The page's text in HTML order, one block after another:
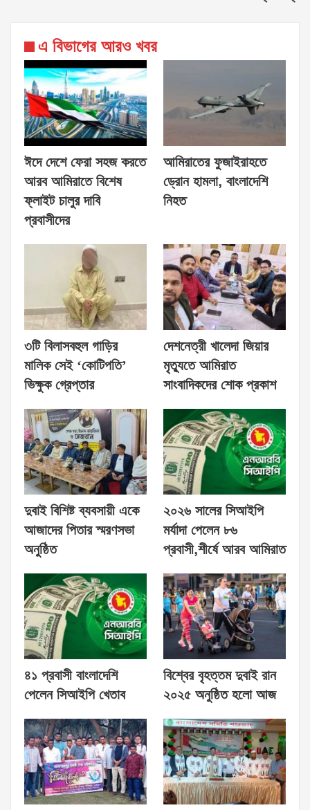
এ বিভাগের আরও খবর
ঈদে দেশে ফেরা সহজ করতে
আরব আমিরাতে বিশেষ
ফ্লাইট চালুর দাবি
প্রবাসীদের
আমিরাতের ফুজাইরাহতে
ড্রোন হামলা, বাংলাদেশি
নিহত
৩টি বিলাসবহুল গাড়ির
মালিক সেই ‘কোটিপতি’
ভিক্ষুক গ্রেপ্তার
দেশনেত্রী খালেদা জিয়ার
মৃত্যুতে আমিরাত
সাংবাদিকদের শোক প্রকাশ
দুবাই বিশিষ্ট ব্যবসায়ী একে
আজাদের পিতার স্মরণসভা
অনুষ্ঠিত
২০২৬ সালের সিআইপি
মর্যাদা পেলেন ৮৬
প্রবাসী,শীর্ষে আরব আমিরাত
৪১ প্রবাসী বাংলাদেশি
পেলেন সিআইপি খেতাব
বিশ্বের বৃহত্তম দুবাই রান
২০২৫ অনুষ্ঠিত হলো আজ